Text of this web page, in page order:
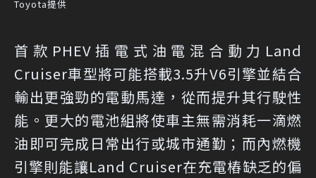
Toyota提供
首款PHEV插電式油電混合動力Land
Cruiser車型將可能搭載3.5升V6引擎並結合
輸出更強勁的電動馬達，從而提升其行駛性
能。更大的電池組將使車主無需消耗一滴燃
油即可完成日常出行或城市通勤；而內燃機
引擎則能讓Land Cruiser在充電樁缺乏的偏